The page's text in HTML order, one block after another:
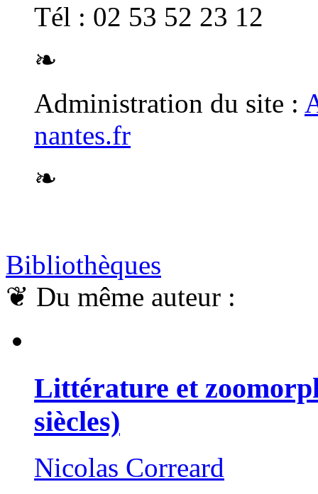
Tél : 02 53 52 23 12
❧
Administration du site :
nantes.fr
❧
Bibliothèques
❦ Du même auteur :
Littérature et
siècles)
Nicolas Correard